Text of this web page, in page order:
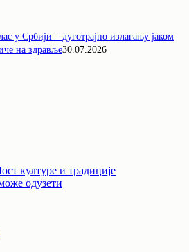
у Србији – дуготрајно излагању јаком
на здравље30.07.2026
културе и традиције
одузети